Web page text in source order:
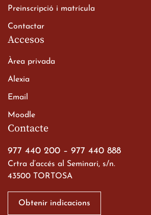
a les ciutats imperials
Contacte
977 440 200 – 977 440 888
Crtra d’accés al Seminari, s/n.
43500 TORTOSA
Obtenir indicacions
Preinscripció i matrícula
Contactar
Accesos
Àrea privada
Alexia
Email
Moodle